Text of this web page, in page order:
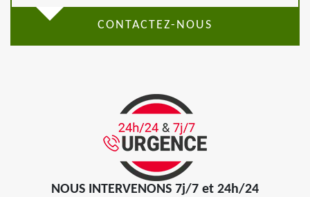
CONTACTEZ-NOUS
NOUS INTERVENONS 7j/7 et 24h/24